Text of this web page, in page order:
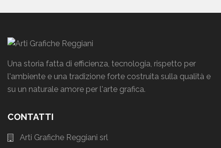
Una storia fatta di efficienza, tecnologia, rispetto per
l'ambiente e una tradizione forte costruita sulla qualità e
su un naturale amore per l'arte grafica.
CONTATTI
Arti Grafiche Reggiani srl